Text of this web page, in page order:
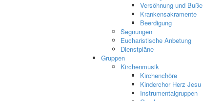
Versöhnung und Buße
Krankensakramente
Beerdigung
Segnungen
Eucharistische Anbetung
Dienstpläne
Gruppen
Kirchenmusik
Kirchenchöre
Kinderchor Herz Jesu
Instrumentalgruppen